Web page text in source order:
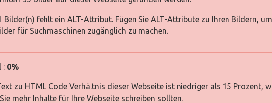
Bilder(n) fehlt ein ALT-Attribut. Fügen Sie ALT-Attribute zu Ihren Bildern,
für Suchmaschinen zugänglich zu machen.
: 0%
zu HTML Code Verhältnis dieser Webseite ist niedriger als 15 Prozent,
mehr Inhalte für Ihre Webseite schreiben sollten.